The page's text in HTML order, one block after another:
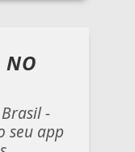
NO
-
seu app